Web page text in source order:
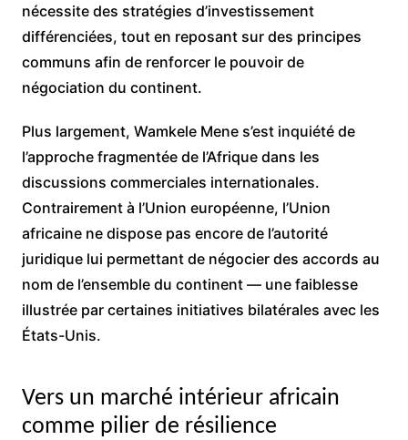
nécessite des stratégies d’investissement
différenciées, tout en reposant sur des principes
communs afin de renforcer le pouvoir de
négociation du continent.
Plus largement, Wamkele Mene s’est inquiété de
l’approche fragmentée de l’Afrique dans les
discussions commerciales internationales.
Contrairement à l’Union européenne, l’Union
africaine ne dispose pas encore de l’autorité
juridique lui permettant de négocier des accords au
nom de l’ensemble du continent — une faiblesse
illustrée par certaines initiatives bilatérales avec les
États-Unis.
Vers un marché intérieur africain
comme pilier de résilience